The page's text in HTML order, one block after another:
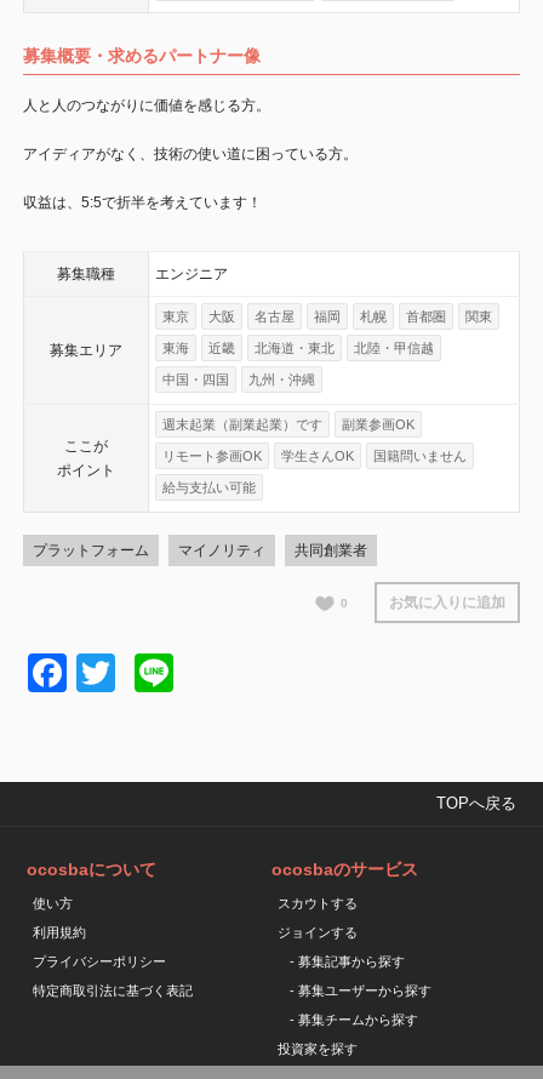
募集概要・求めるパートナー像
人と人のつながりに価値を感じる方。
アイディアがなく、技術の使い道に困っている方。
収益は、5:5で折半を考えています！
募集職種 エンジニア
募集エリア
東京 大阪 名古屋 福岡 札幌 首都圏 関東
東海 近畿 北海道・東北 北陸・甲信越
中国・四国 九州・沖縄
ここが
ポイント
週末起業（副業起業）です 副業参画OK
リモート参画OK 学生さんOK 国籍問いません
給与支払い可能
プラットフォーム マイノリティ 共同創業者
0 お気に入りに追加
Facebook
Twitter
TOPへ戻る
ocosbaについて
使い方
利用規約
プライバシーポリシー
特定商取引法に基づく表記
ocosbaのサービス
スカウトする
ジョインする
- 募集記事から探す
- 募集ユーザーから探す
- 募集チームから探す
投資家を探す